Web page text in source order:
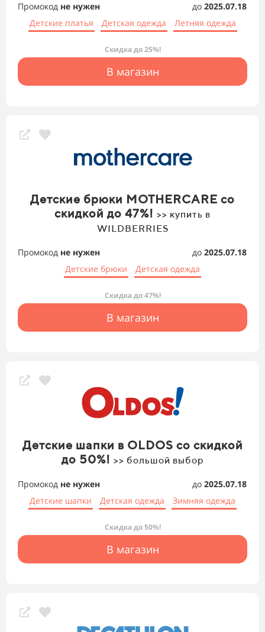
Промокод не нужен до 2025.07.18
Детские платья
Детская одежда Летняя одежда
Скидка до 25%!
В магазин
Детские брюки MOTHERCARE со
скидкой до 47%! >> купить в
WILDBERRIES
Промокод не нужен до 2025.07.18
Детские брюки
Детская одежда
Скидка до 47%!
В магазин
Детские шапки в OLDOS со скидкой
до 50%! >> большой выбор
Промокод не нужен до 2025.07.18
Детские шапки
Детская одежда Зимняя одежда
Скидка до 50%!
В магазин